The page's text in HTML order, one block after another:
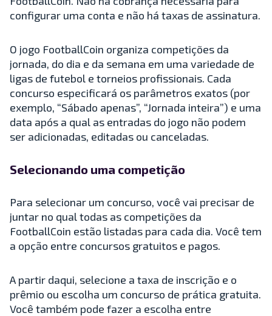
configurar uma conta e não há taxas de assinatura.
O jogo FootballCoin organiza competições da
jornada, do dia e da semana em uma variedade de
ligas de futebol e torneios profissionais. Cada
concurso especificará os parâmetros exatos (por
exemplo, “Sábado apenas”, “Jornada inteira”) e uma
data após a qual as entradas do jogo não podem
ser adicionadas, editadas ou canceladas.
Selecionando uma competição
Para selecionar um concurso, você vai precisar de
juntar no qual todas as competições da
FootballCoin estão listadas para cada dia. Você tem
a opção entre concursos gratuitos e pagos.
A partir daqui, selecione a taxa de inscrição e o
prêmio ou escolha um concurso de prática gratuita.
Você também pode fazer a escolha entre